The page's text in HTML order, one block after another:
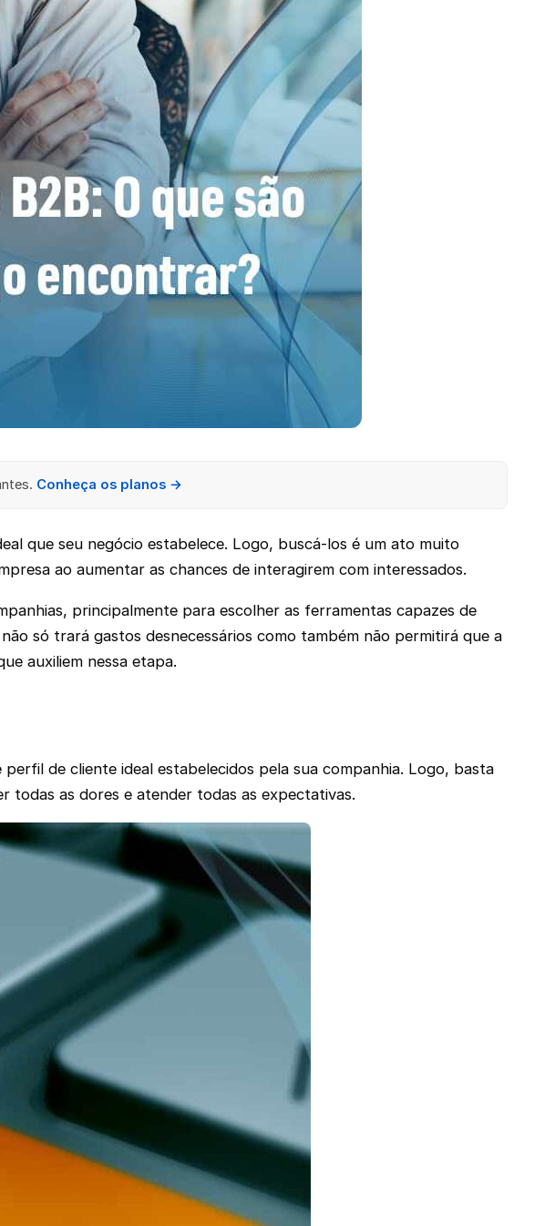
Conheça os planos →
que seu negócio estabelece. Logo, buscá-los é um ato muito
ao aumentar as chances de interagirem com interessados.
principalmente para escolher as ferramentas capazes de
só trará gastos desnecessários como também não permitirá que a
auxiliem nessa etapa.
de cliente ideal estabelecidos pela sua companhia. Logo, basta
todas as dores e atender todas as expectativas.